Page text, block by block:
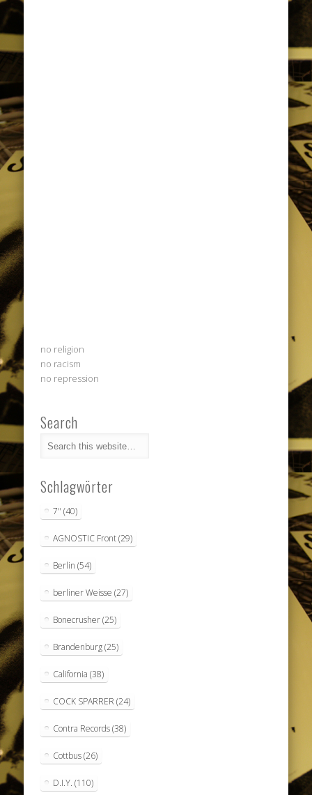
no religion
no racism
no repression
Search
Schlagwörter
7" (40)
AGNOSTIC Front(29)
Berlin (54)
berliner Weisse (27)
Bonecrusher(25)
Brandenburg(25)
California (38)
COCK SPARRER (24)
Contra Records(38)
Cottbus(26)
D.I.Y. (110)